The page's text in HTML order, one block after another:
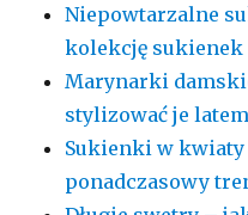
Niepowtarzalne
kolekcję sukienek
Marynarki
stylizować je
Sukienki w kwiaty
ponadczasowy